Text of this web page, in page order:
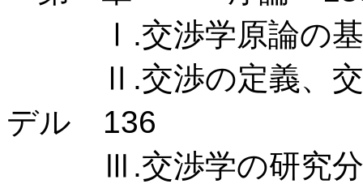
Ⅰ.交渉学原論の基
Ⅱ.交渉の定義、交渉
デル 136
Ⅲ.交渉学の研究分